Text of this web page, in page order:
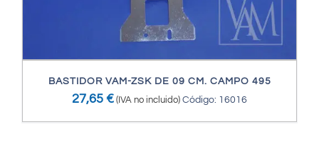
BASTIDOR VAM-ZSK DE 09 CM. CAMPO 495
27,65 € (IVA no incluido) Código: 16016